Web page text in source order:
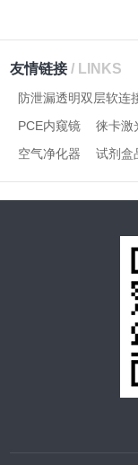
友情链接/ LINKS
防泄漏透明双层软连
PCE内窥镜
徕卡激
空气净化器
试剂盒